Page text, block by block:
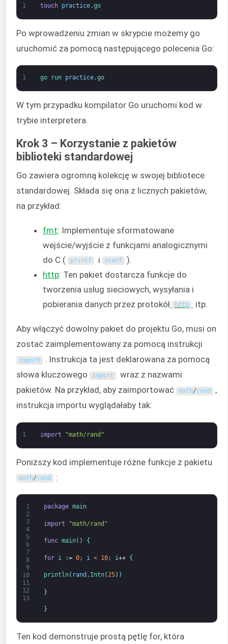
1 touch practice.go
Po wprowadzeniu zmian w skrypcie możemy go
uruchomić za pomocą następującego polecenia Go:
1 go run practice.go
W tym przypadku kompilator Go uruchomi kod w
trybie interpretera.
Krok 3 – Korzystanie z pakietów
biblioteki standardowej
Go zawiera ogromną kolekcję w swojej bibliotece
standardowej. Składa się ona z licznych pakietów,
na przykład:
fmt: Implementuje sformatowane
wejście/wyjście z funkcjami analogicznymi
do C (
printf i scanf
).
http: Ten pakiet dostarcza funkcje do
tworzenia usług sieciowych, wysyłania i
pobierania danych przez protokół
http itp.
Aby włączyć dowolny pakiet do projektu Go, musi on
zostać zaimplementowany za pomocą instrukcji
import . Instrukcja ta jest deklarowana za pomocą
słowa kluczowego
import wraz z nazwami
pakietów. Na przykład, aby zaimportować
math/ rand ,
instrukcja importu wyglądałaby tak:
1 import "math/rand"
Poniższy kod implementuje różne funkcje z pakietu
math/ rand :
1
2
3
4
5
6
7
8
9
10
11
12
13
package main
import "math/rand"
func main( ) {
for i := 0; i < 10; i++ {
println( rand . Intn(25) )
}
}
Ten kod demonstruje prostą pętlę for, która